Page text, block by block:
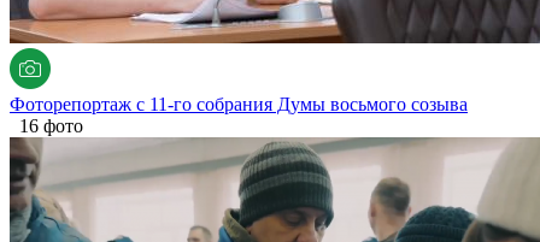
Фоторепортаж с 11-го собрания Думы восьмого созыва
16 фото